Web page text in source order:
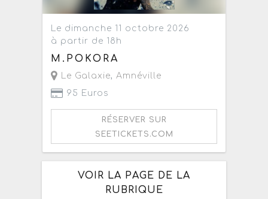
Le dimanche 11 octobre 2026
à partir de 18h
M.POKORA
Le Galaxie, Amnéville
95 Euros
RÉSERVER SUR
SEETICKETS.COM
VOIR LA PAGE DE LA
RUBRIQUE